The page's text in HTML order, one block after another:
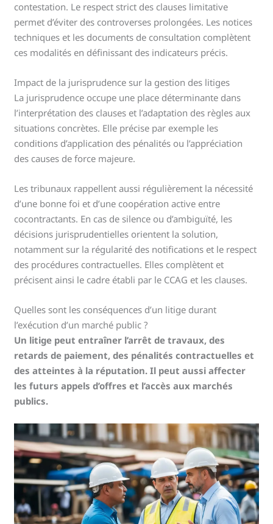
contestation. Le respect strict des clauses limitative
permet d’éviter des controverses prolongées. Les notices
techniques et les documents de consultation complètent
ces modalités en définissant des indicateurs précis.
Impact de la jurisprudence sur la gestion des litiges
La jurisprudence occupe une place déterminante dans
l’interprétation des clauses et l’adaptation des règles aux
situations concrètes. Elle précise par exemple les
conditions d’application des pénalités ou l’appréciation
des causes de force majeure.
Les tribunaux rappellent aussi régulièrement la nécessité
d’une bonne foi et d’une coopération active entre
cocontractants. En cas de silence ou d’ambiguïté, les
décisions jurisprudentielles orientent la solution,
notamment sur la régularité des notifications et le respect
des procédures contractuelles. Elles complètent et
précisent ainsi le cadre établi par le CCAG et les clauses.
Quelles sont les conséquences d’un litige durant
l’exécution d’un marché public ?
Un litige peut entraîner l’arrêt de travaux, des
retards de paiement, des pénalités contractuelles et
des atteintes à la réputation. Il peut aussi affecter
les futurs appels d’offres et l’accès aux marchés
publics.